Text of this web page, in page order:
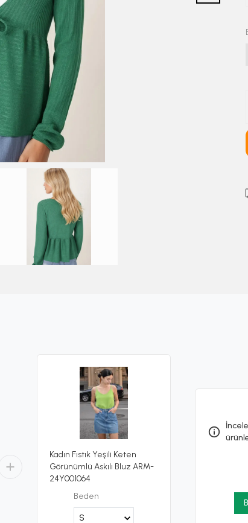
Kadın Fıstık Yeşili Keten
Görünümlü Askılı Bluz ARM-
24Y001064
Beden